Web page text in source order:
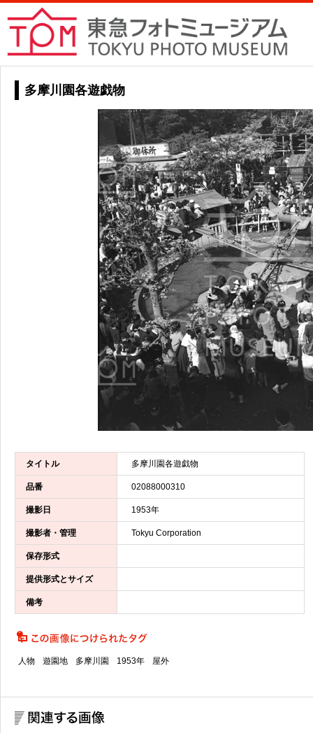
多摩川園各遊戯物
タイトル 多摩川園各遊戯物
品番 02088000310
撮影日 1953年
撮影者・管理 Tokyu Corporation
保存形式
提供形式とサイズ
備考
人物 遊園地 多摩川園 1953年 屋外